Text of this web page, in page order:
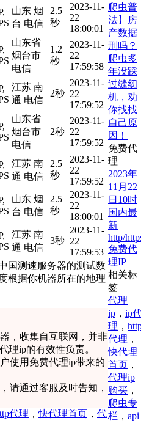
山东 烟
台 电信
2.5
秒
2023-11-
22
18:00:01
山东省
烟台市
电信
1.2
秒
2023-11-
22
17:59:58
江苏 南
通 电信
2秒
2023-11-
22
17:59:52
山东省
烟台市
电信
2秒
2023-11-
22
17:59:52
江苏 南
通 电信
2.5
秒
2023-11-
22
17:59:52
山东 烟
台 电信
2.5
秒
2023-11-
22
18:00:01
江苏 南
通 电信
3秒
2023-11-
22
17:59:53
国测速服务器的测试数
根据你机器所在的地理
，收集自互联网，并非
理ip的有效性负责。
使用免费代理ip带来的
请通过客服及时告知，
代理 ，快代理首页 ， 代
爬虫普
法】房
产数据
刑吗？
爬虫多
年没踩
过缝纫
机，劝
你找找
自己原
因！
免费代
理
2023年
11月22
日10时
国内最
新
http/
免费代
理IP
相关标
签
代理
ip ， ip
理 ，
代理 ，
快代理
首页 ，
代理ip
购买 ，
爬虫专
栏 ， api